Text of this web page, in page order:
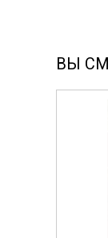
ВЫ